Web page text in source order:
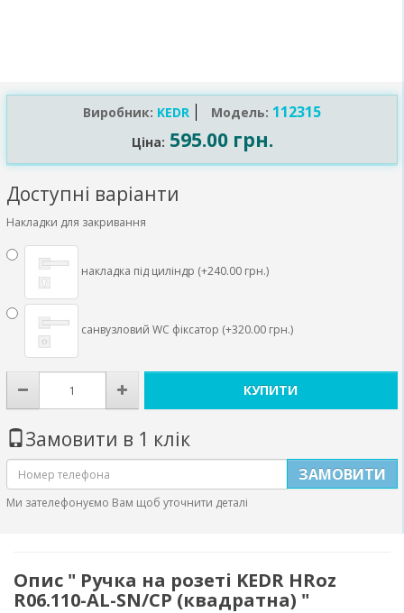
Виробник: KEDR Модель: 112315
Ціна: 595.00 грн.
Доступні варіанти
Накладки для закривання
накладка під циліндр (+240.00 грн.)
санвузловий WC фіксатор (+320.00 грн.)
КУПИТИ
Замовити в 1 клік
ЗАМОВИТИ
Ми зателефонуємо Вам щоб уточнити деталі
Опис " Ручка на розеті KEDR HRoz
R06.110-AL-SN/CP (квадратна) "